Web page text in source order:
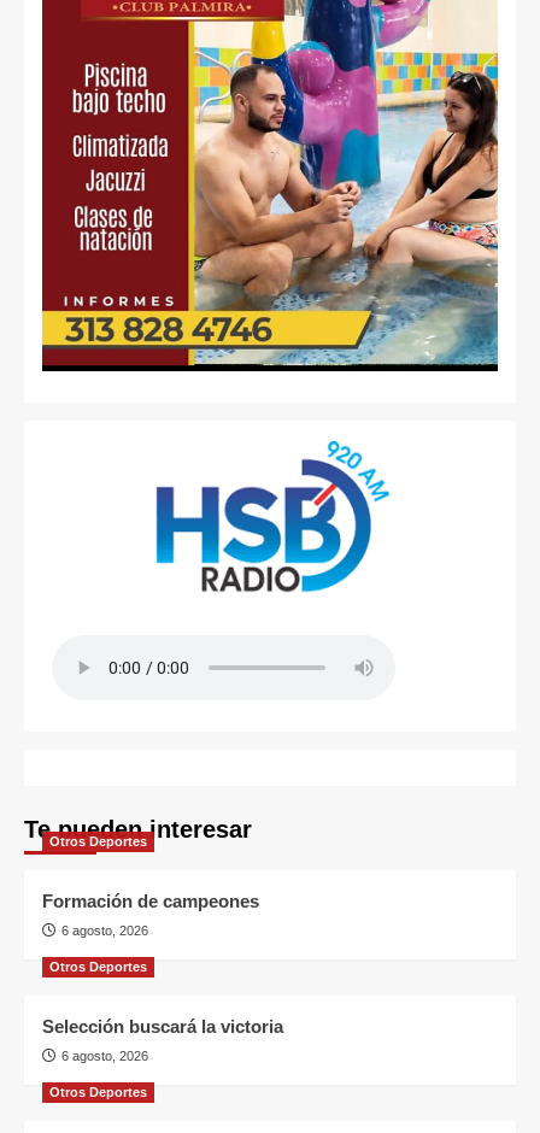
Te pueden interesar
Otros Deportes
Formación de campeones
6 agosto, 2026
Otros Deportes
Selección buscará la victoria
6 agosto, 2026
Otros Deportes